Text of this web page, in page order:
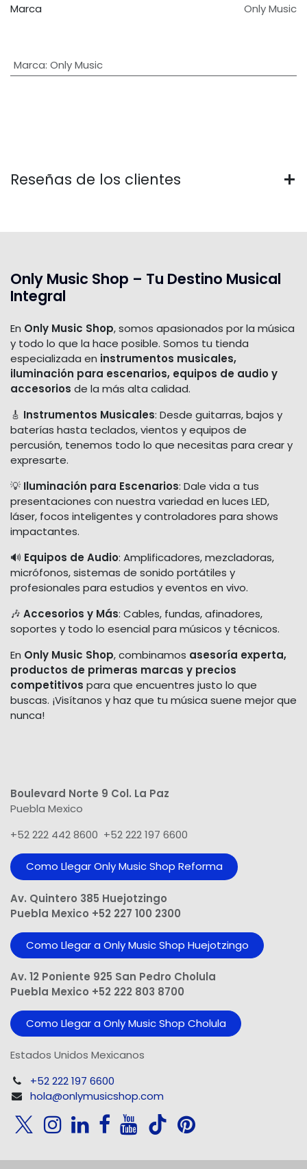
Marca Only Music
Marca: Only Music
Reseñas de los clientes
Only Music Shop – Tu Destino Musical
Integral
En Only Music Shop, somos apasionados por la música
y todo lo que la hace posible. Somos tu tienda
especializada en instrumentos musicales,
iluminación para escenarios, equipos de audio y
accesorios de la más alta calidad.
🎸 Instrumentos Musicales: Desde guitarras, bajos y
baterías hasta teclados, vientos y equipos de
percusión, tenemos todo lo que necesitas para crear y
expresarte.
💡 Iluminación para Escenarios: Dale vida a tus
presentaciones con nuestra variedad en luces LED,
láser, focos inteligentes y controladores para shows
impactantes.
🔊 Equipos de Audio: Amplificadores, mezcladoras,
micrófonos, sistemas de sonido portátiles y
profesionales para estudios y eventos en vivo.
🎶 Accesorios y Más: Cables, fundas, afinadores,
soportes y todo lo esencial para músicos y técnicos.
En Only Music Shop, combinamos asesoría experta,
productos de primeras marcas y precios
competitivos para que encuentres justo lo que
buscas. ¡Visítanos y haz que tu música suene mejor que
nunca!
Boulevard Norte 9 Col. La Paz
Puebla Mexico
+52 222 442 8600 +52 222 197 6600
Como Llegar Only Music Shop​ Reforma
Av. Quintero 385 Huejotzingo
Puebla Mexico +52 227 100 2300
Como Llegar a Only Music Shop Huejotzingo
Av. 12 Poniente 925 San Pedro Cholula
Puebla Mexico +52 222 803 8700
Como Llegar a Only Music Shop Cholula
Estados Unidos Mexicanos
+52 222 197 6600
hola@onlymusicshop.com